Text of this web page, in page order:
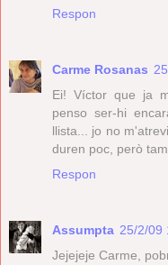
Respon
Carme Rosanas
Ei! Víctor que ja
penso ser-hi
llista... jo no
duren poc, però
Respon
Assumpta 25/2/09
Jejejeje Carme,